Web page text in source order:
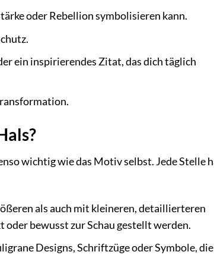
oder Rebellion symbolisieren kann.
ein inspirierendes Zitat, das dich täglich
wichtig wie das Motiv selbst. Jede Stelle
als auch mit kleineren, detaillierteren
bewusst zur Schau gestellt werden.
Designs, Schriftzüge oder Symbole, die